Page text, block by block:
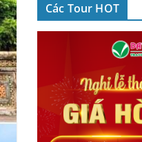
Các Tour HOT